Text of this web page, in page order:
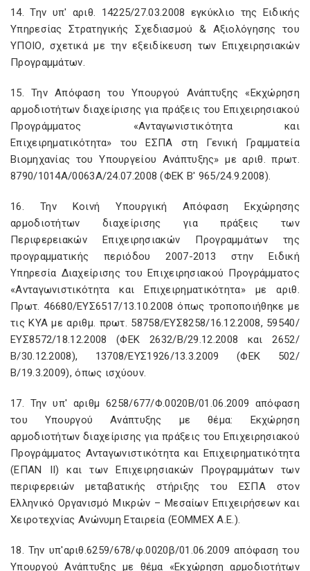
14. Την υπ' αριθ. 14225/27.03.2008 εγκύκλιο της Ειδικής
Υπηρεσίας Στρατηγικής Σχεδιασμού & Αξιολόγησης του
ΥΠΟΙΟ, σχετικά με την εξειδίκευση των Επιχειρησιακών
Προγραμμάτων.
15. Την Απόφαση του Υπουργού Ανάπτυξης «Εκχώρηση
αρμοδιοτήτων διαχείρισης για πράξεις του Επιχειρησιακού
Προγράμματος «Ανταγωνιστικότητα και
Επιχειρηματικότητα» του ΕΣΠΑ στη Γενική Γραμματεία
Βιομηχανίας του Υπουργείου Ανάπτυξης» με αριθ. πρωτ.
8790/1014Α/0063Α/24.07.2008 (ΦΕΚ Β' 965/24.9.2008).
16. Την Κοινή Υπουργική Απόφαση Εκχώρησης
αρμοδιοτήτων διαχείρισης για πράξεις των
Περιφερειακών Επιχειρησιακών Προγραμμάτων της
προγραμματικής περιόδου 2007-2013 στην Ειδική
Υπηρεσία Διαχείρισης του Επιχειρησιακού Προγράμματος
«Ανταγωνιστικότητα και Επιχειρηματικότητα» με αριθ.
Πρωτ. 46680/ΕΥΣ6517/13.10.2008 όπως τροποποιήθηκε με
τις ΚΥΑ με αριθμ. πρωτ. 58758/ΕΥΣ8258/16.12.2008, 59540/
ΕΥΣ8572/18.12.2008 (ΦΕΚ 2632/Β/29.12.2008 και 2652/
Β/30.12.2008), 13708/ΕΥΣ1926/13.3.2009 (ΦΕΚ 502/
Β/19.3.2009), όπως ισχύουν.
17. Την υπ' αριθμ 6258/677/Φ.0020Β/01.06.2009 απόφαση
του Υπουργού Ανάπτυξης με θέμα: Εκχώρηση
αρμοδιοτήτων διαχείρισης για πράξεις του Επιχειρησιακού
Προγράμματος Ανταγωνιστικότητα και Επιχειρηματικότητα
(ΕΠΑΝ II) και των Επιχειρησιακών Προγραμμάτων των
περιφερειών μεταβατικής στήριξης του ΕΣΠΑ στον
Ελληνικό Οργανισμό Μικρών – Μεσαίων Επιχειρήσεων και
Χειροτεχνίας Ανώνυμη Εταιρεία (EOMMEX Α.Ε.).
18. Την υπ'αριθ.6259/678/φ.0020β/01.06.2009 απόφαση του
Υπουργού Ανάπτυξης με θέμα «Εκχώρηση αρμοδιοτήτων